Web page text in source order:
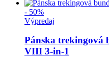
- 50%
Výpredaj
Pánska trekingová
VIII 3-in-1